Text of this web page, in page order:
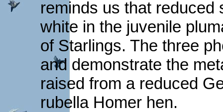
reminds us that reduced
white in the juvenile
of Starlings. The three
and demonstrate the
raised from a reduced
rubella Homer hen.